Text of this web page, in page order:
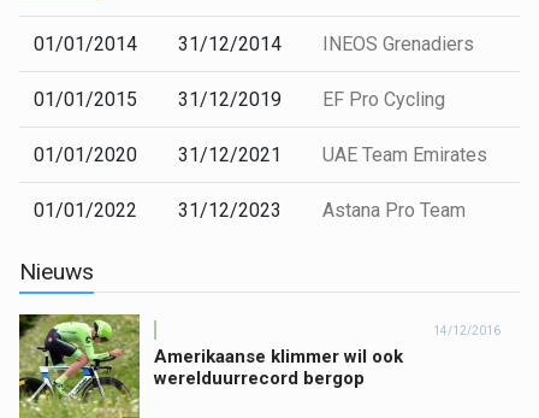
01/01/2014 31/12/2014 INEOS Grenadiers
01/01/2015 31/12/2019 EF Pro Cycling
01/01/2020 31/12/2021 UAE Team Emirates
01/01/2022 31/12/2023 Astana Pro Team
Nieuws
14/12/2016
Amerikaanse klimmer wil ook
werelduurrecord bergop